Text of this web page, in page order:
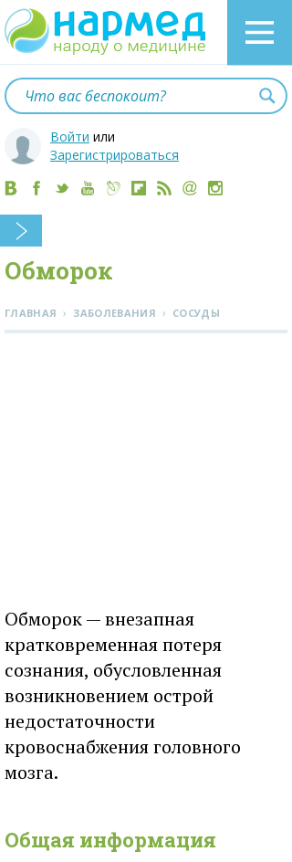
Войти или
Зарегистрироваться
Обморок
ГЛАВНАЯ › ЗАБОЛЕВАНИЯ › СОСУДЫ
Обморок — внезапная
кратковременная потеря
сознания, обусловленная
возникновением острой
недостаточности
кровоснабжения головного
мозга.
Общая информация